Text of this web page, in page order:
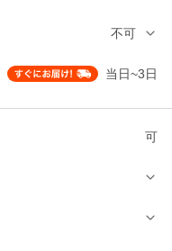
不可
当日~3日
可